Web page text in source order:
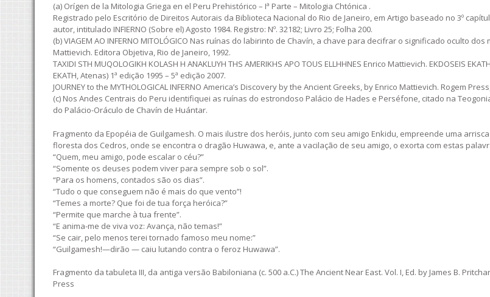
(a) Orígen de la Mitologia Griega en el Peru Prehistórico – Iª Parte – Mitologia Chtónica .
Registrado pelo Escritório de Direitos Autorais da Biblioteca Nacional do Rio de Janeiro, em Artigo baseado no 3º
autor, intitulado INFIERNO (Sobre el) Agosto 1984. Registro: Nº. 32182; Livro 25; Folha 200.
(b) VIAGEM AO INFERNO MITOLÓGICO Nas ruínas do labirinto de Chavín, a chave para decifrar o significado oculto dos
Mattievich. Editora Objetiva, Rio de Janeiro, 1992.
TAXIDI STH MUQOLOGIKH KOLASH H ANAKLUYH THS AMERIKHS APO TOUS ELLHHNES Enrico Mattievich. EKDOSEIS
EKATH, Atenas) 1ª edição 1995 – 5ª edição 2007.
JOURNEY to the MYTHOLOGICAL INFERNO America’s Discovery by the Ancient Greeks, by Enrico Mattievich. Rogem
(c) Nos Andes Centrais do Peru identifiquei as ruínas do estrondoso Palácio de Hades e Perséfone, citado na
do Palácio-Oráculo de Chavín de Huántar.
Fragmento da Epopéia de Guilgamesh. O mais ilustre dos heróis, junto com seu amigo Enkidu, empreende uma
floresta dos Cedros, onde se encontra o dragão Huwawa, e, ante a vacilação de seu amigo, o exorta com estas
“Quem, meu amigo, pode escalar o céu?”
“Somente os deuses podem viver para sempre sob o sol”.
“Para os homens, contados são os dias”.
“Tudo o que conseguem não é mais do que vento”!
“Temes a morte? Que foi de tua força heróica?”
“Permite que marche à tua frente”.
“E anima-me de viva voz: Avança, não temas!”
“Se cair, pelo menos terei tornado famoso meu nome:”
“Guilgamesh!—dirão — caiu lutando contra o feroz Huwawa”.
Fragmento da tabuleta III, da antiga versão Babiloniana (c. 500 a.C.) The Ancient Near East. Vol. I, Ed. by James B.
Press